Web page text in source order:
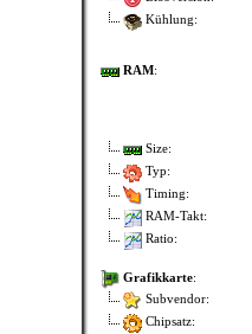
Kühlung:
RAM:
Size:
Typ:
Timing:
RAM-Takt:
Ratio:
Grafikkarte:
Subvendor:
Chipsatz: